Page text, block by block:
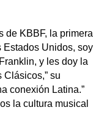
de KBBF, la primera
Unidos, soy
y les doy la
Clásicos,” su
conexión Latina.”
la cultura musical